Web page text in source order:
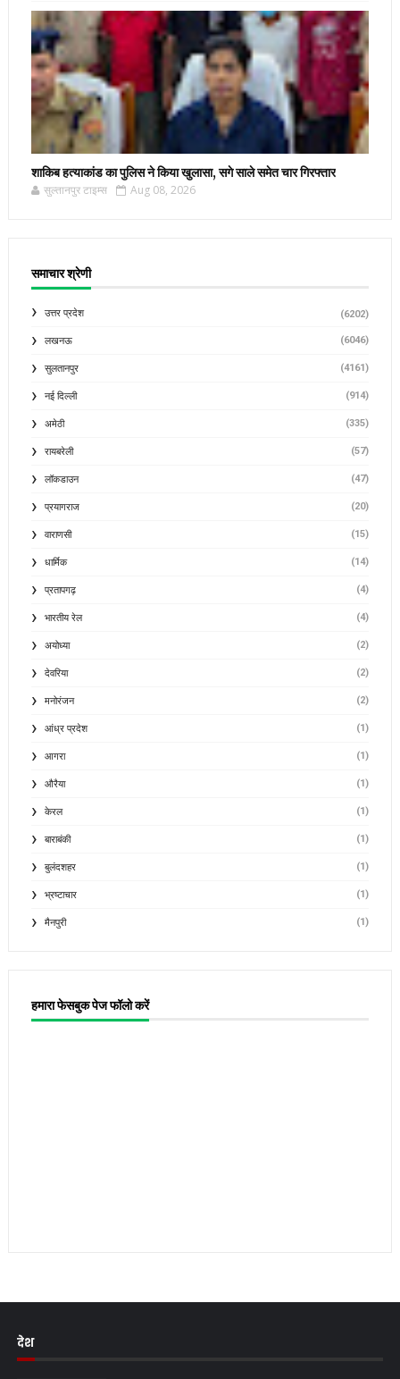
शाकिब हत्याकांड का पुलिस ने किया खुलासा, सगे साले समेत चार गिरफ्तार
सुल्तानपुर टाइम्स Aug 08, 2026
समाचार श्रेणी
उत्तर प्रदेश (6202)
लखनऊ (6046)
सुलतानपुर (4161)
नई दिल्ली (914)
अमेठी (335)
रायबरेली (57)
लॉकडाउन (47)
प्रयागराज (20)
वाराणसी (15)
धार्मिक (14)
प्रतापगढ़ (4)
भारतीय रेल (4)
अयोध्या (2)
देवरिया (2)
मनोरंजन (2)
आंध्र प्रदेश (1)
आगरा (1)
औरैया (1)
केरल (1)
बाराबंकी (1)
बुलंदशहर (1)
भ्रष्टाचार (1)
मैनपुरी (1)
हमारा फेसबुक पेज फॉलो करें
देश